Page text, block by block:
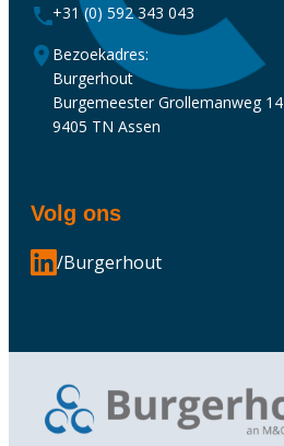
+31 (0) 592 343 043
Bezoekadres:
Burgerhout
Burgemeester Grollemanweg 14
9405 TN Assen
Volg ons
/Burgerhout